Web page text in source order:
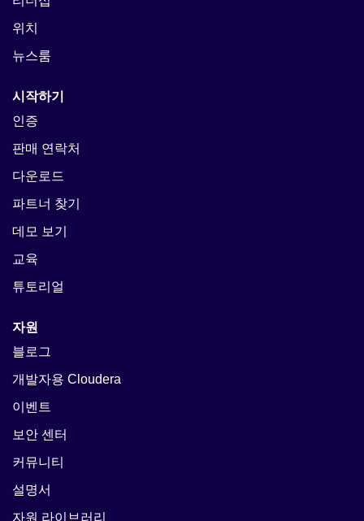
위치
뉴스룸
시작하기
인증
판매 연락처
다운로드
파트너 찾기
데모 보기
교육
튜토리얼
자원
블로그
개발자용 Cloudera
이벤트
보안 센터
커뮤니티
설명서
자원 라이브러리